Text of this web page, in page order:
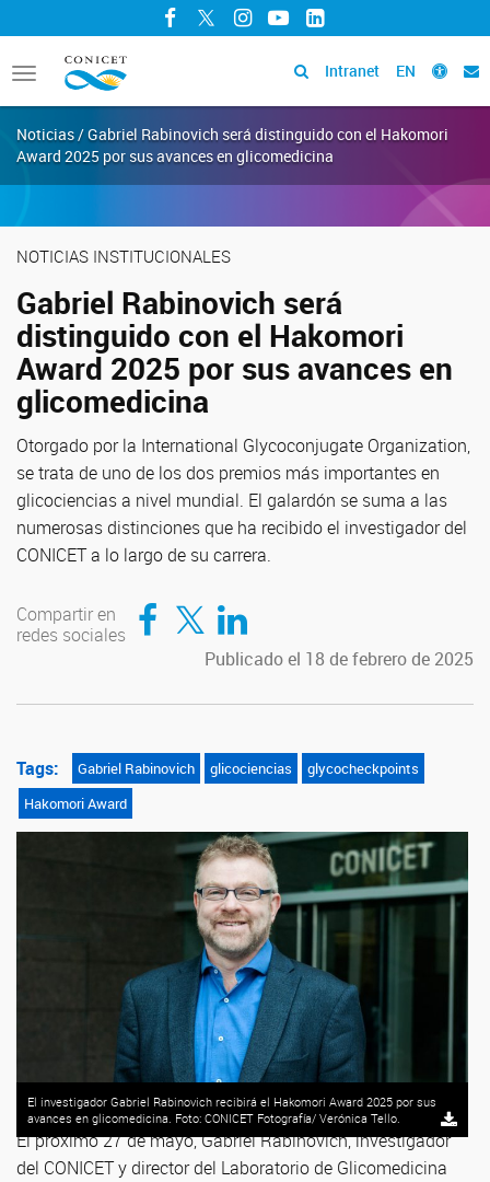
Facebook
TwitterInstagram
YouTubeLinkedIn
Toggle
navigation
Intranet EN
Noticias / Gabriel Rabinovich será distinguido con el Hakomori
Award 2025 por sus avances en glicomedicina
NOTICIAS INSTITUCIONALES
Gabriel Rabinovich será
distinguido con el Hakomori
Award 2025 por sus avances en
glicomedicina
Otorgado por la International Glycoconjugate Organization,
se trata de uno de los dos premios más importantes en
glicociencias a nivel mundial. El galardón se suma a las
numerosas distinciones que ha recibido el investigador del
CONICET a lo largo de su carrera.
Compartir en
redes sociales
Compartir en Facebook
Compartir en TwitterCompartir en LinkedIn
Publicado el 18 de febrero de 2025
Tags: Gabriel Rabinovich glicociencias
glycocheckpoints
Hakomori Award
El investigador Gabriel Rabinovich recibirá el Hakomori Award 2025 por sus
avances en glicomedicina. Foto: CONICET Fotografía/ Verónica Tello.
El próximo 27 de mayo, Gabriel Rabinovich, investigador
del CONICET y director del Laboratorio de Glicomedicina